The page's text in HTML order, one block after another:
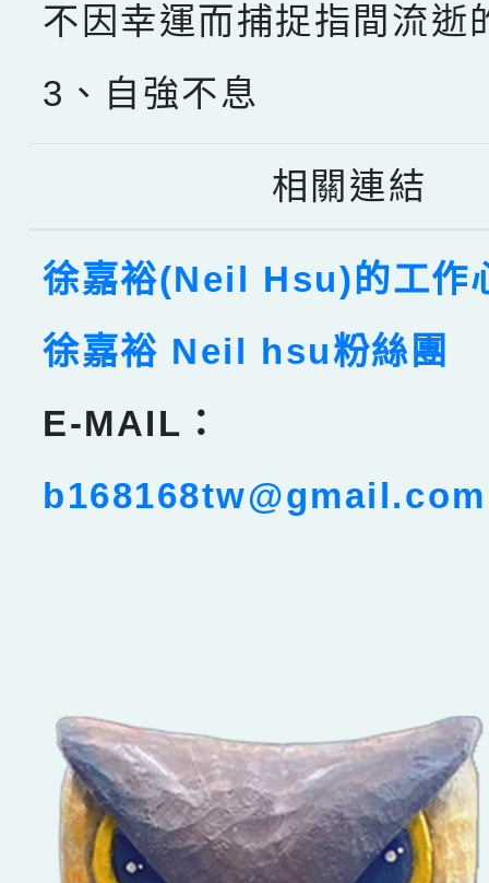
不因幸運而捕捉指間流逝
3、自強不息
相關連結
徐嘉裕(Neil Hsu)的工作
徐嘉裕 Neil hsu粉絲團
E-MAIL：
b168168tw@gmail.com